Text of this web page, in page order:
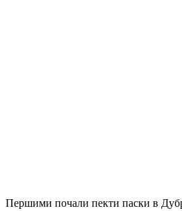
Першими почали пекти паски в